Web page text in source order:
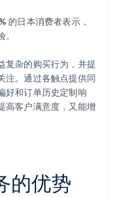
的日本消费者表示，
复杂的购买行为，并提
注。通过各触点提供同
好和订单历史定制响
高客户满意度，又能增
的优势